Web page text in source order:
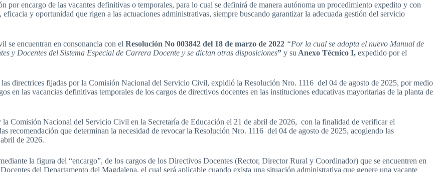
encargo de las vacantes definitivas o temporales, para lo cual se definirá de manera autónoma un procedimiento expedito y con
y oportunidad que rigen a las actuaciones administrativas, siempre buscando garantizar la adecuada gestión del servicio
encuentran en consonancia con el Resolución No 003842 del 18 de marzo de 2022 “Por la cual se adopta el nuevo Manual de
y Docentes del Sistema Especial de Carrera Docente y se dictan otras disposiciones” y su Anexo Técnico I, expedido por el
directrices fijadas por la Comisión Nacional del Servicio Civil, expidió la Resolución Nro. 1116 del 04 de agosto de 2025, por medio
en las vacancias definitivas temporales de los cargos de directivos docentes en las instituciones educativas mayoritarias de la planta de
Comisión Nacional del Servicio Civil en la Secretaría de Educación el 21 de abril de 2026, con la finalidad de verificar el
recomendación que determinan la necesidad de revocar la Resolución Nro. 1116 del 04 de agosto de 2025, acogiendo las
de 2026.
la figura del “encargo”, de los cargos de los Directivos Docentes (Rector, Director Rural y Coordinador) que se encuentren en
del Departamento del Magdalena, el cual será aplicable cuando exista una situación administrativa que genere una vacante